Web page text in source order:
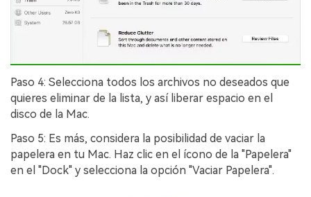
Paso 4: Selecciona todos los archivos no deseados que
quieres eliminar de la lista, y así liberar espacio en el
disco de la Mac.󠀲󠀡󠀩󠀣󠀡󠀢󠀩󠀩󠀠󠀳
Paso 5: Es más, considera la posibilidad de vaciar la
papelera en tu Mac.󠀲󠀡󠀩󠀣󠀡󠀢󠀩󠀩󠀡󠀳󠀰 Haz clic en el ícono de la "Papelera"
en el "Dock" y selecciona la opción "Vaciar Papelera"󠀲󠀡󠀩󠀣󠀡󠀢󠀩󠀩󠀢󠀳.